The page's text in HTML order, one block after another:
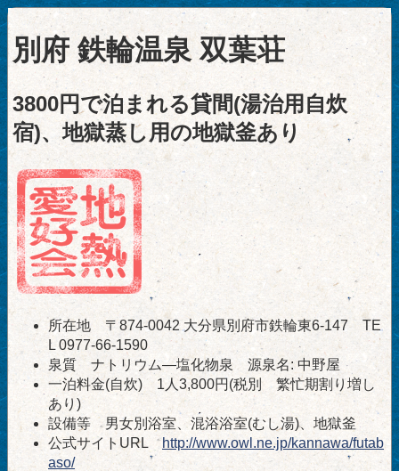
別府 鉄輪温泉 双葉荘
3800円で泊まれる貸間(湯治用自炊
宿)、地獄蒸し用の地獄釜あり
所在地 〒874-0042 大分県別府市鉄輪東6-147 TE
L 0977-66-1590
泉質 ナトリウム―塩化物泉 源泉名: 中野屋
一泊料金(自炊) 1人3,800円(税別 繁忙期割り増し
あり)
設備等 男女別浴室、混浴浴室(むし湯)、地獄釜
公式サイトURL http://www.owl.ne.jp/kannawa/futab
aso/